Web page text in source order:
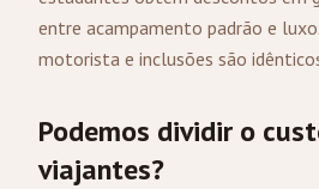
entre acampamento padrão e
motorista e inclusões são
Podemos dividir o
viajantes?